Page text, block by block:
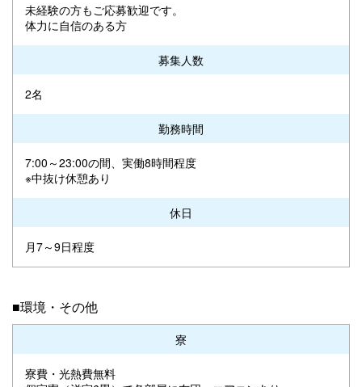
未経験の方もご応募歓迎です。
体力に自信のある方
募集人数
2名
勤務時間
7:00～23:00の間、実働8時間程度
※中抜け休憩あり
休日
月7～9日程度
■環境・その他
寮
寮費・光熱費無料